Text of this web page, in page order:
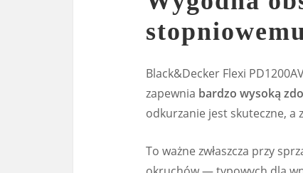
Black&Decker Flexi
zapewnia bardzo wysoką
odkurzanie jest skuteczne, a
To ważne zwłaszcza przy